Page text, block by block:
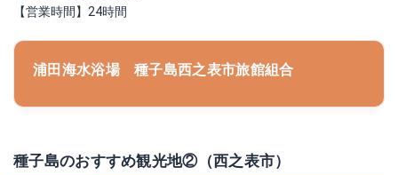
【営業時間】24時間
浦田海水浴場 種子島西之表市旅館組合
種子島のおすすめ観光地②（西之表市）